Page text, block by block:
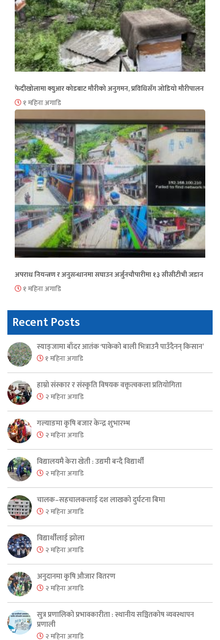
फेदीखोलामा क्युआर कोडबाट मौरीको अनुगमन, प्रविधिसँग जोडियो मौरीपालन
१ महिना अगाडि
अपराध नियन्त्रण र अनुसन्धानमा सघाउन अर्जुनचौपारीमा १३ सीसीटीभी जडान
१ महिना अगाडि
Recent Posts
स्याङ्जामा बाँदर आतंक ‘पाकेको बाली भित्राउनै पाउँदैनन् किसान’
१ महिना अगाडि
हाम्रो संस्कार र संस्कृति विषयक वक्तृत्वकला प्रतियोगिता
२ महिना अगाडि
गल्याङमा कृषि बजार केन्द्र शुभारम्भ
२ महिना अगाडि
विद्यालयमै केरा खेती : उद्यमी बन्दै विद्यार्थी
२ महिना अगाडि
चालक–सहचालकलाई दश लाखको दुर्घटना बिमा
२ महिना अगाडि
विद्यार्थीलाई झोला
२ महिना अगाडि
अनुदानमा कृषि औजार वितरण
२ महिना अगाडि
सुत्र प्रणालिको प्रभावकारीता : स्थानीय सञ्चितकोष व्यवस्थापन
प्रणाली
२ महिना अगाडि